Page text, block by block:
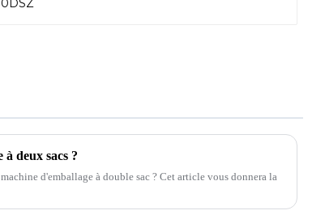
deux sacs ?
d'emballage à double sac ? Cet article vous donnera la